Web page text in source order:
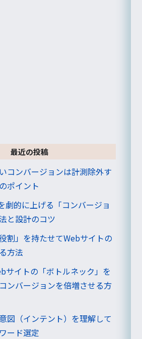
最近の投稿
コンバージョンは計測除外す
ポイント
劇的に上げる「コンバージョ
と設計のコツ
割」を持たせてWebサイトの
方法
サイトの「ボトルネック」を
ンバージョンを倍増させる方
図（インテント）を理解して
ード選定